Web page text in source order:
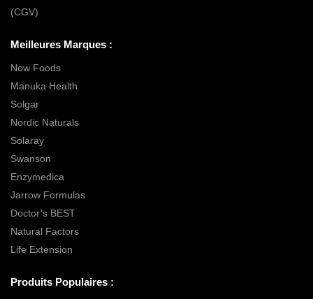
(CGV)
Meilleures Marques :
Now Foods
Manuka Health
Solgar
Nordic Naturals
Solaray
Swanson
Enzymedica
Jarrow Formulas
Doctor’s BEST
Natural Factors
Life Extension
Produits Populaires :